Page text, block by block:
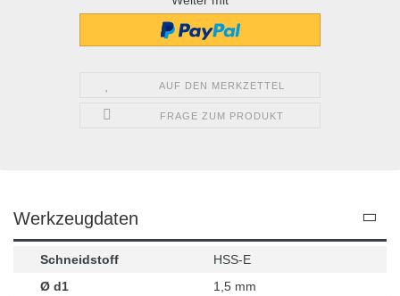
AUF DEN MERKZETTEL
FRAGE ZUM PRODUKT
Werkzeugdaten
Schneidstoff
HSS-E
Ø d1
1,5 mm